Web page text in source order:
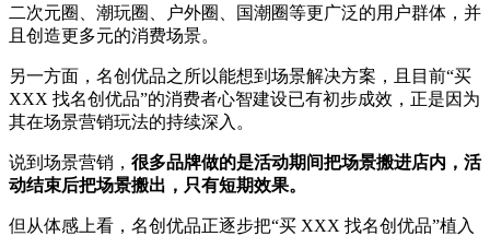
二次元圈、潮玩圈、户外圈、国潮圈等更广泛的用户群体，并
且创造更多元的消费场景。
另一方面，名创优品之所以能想到场景解决方案，且目前“买
XXX 找名创优品”的消费者心智建设已有初步成效，正是因为
其在场景营销玩法的持续深入。
说到场景营销， 很多品牌做的是活动期间把场景搬进店内，活
动结束后把场景搬出，只有短期效果。
但从体感上看，名创优品正逐步把“买 XXX 找名创优品”植入